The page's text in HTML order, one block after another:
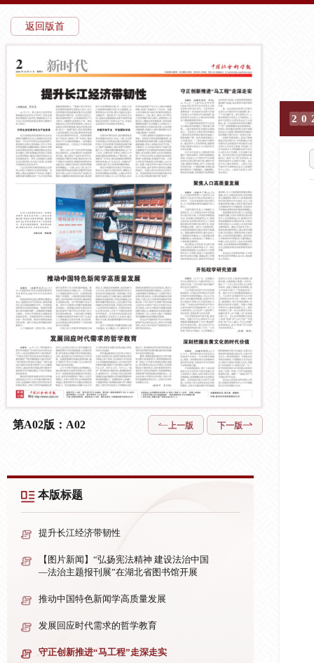
返回版首
第A02版：A02 上一版 下一版
本版标题
提升长江经济带韧性
【图片新闻】“弘扬宪法精神 建设法治中国
—法治主题报刊展”在湖北省图书馆开展
推动中国特色新闻学高质量发展
发展回应时代需求的哲学教育
守正创新推进“马工程”走深走实
2 0